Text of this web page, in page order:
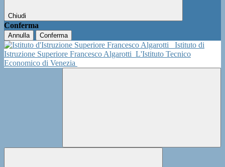
Chiudi
Conferma
Annulla Conferma
Istituto di
Istruzione Superiore Francesco Algarotti L'Istituto Tecnico
Economico di Venezia